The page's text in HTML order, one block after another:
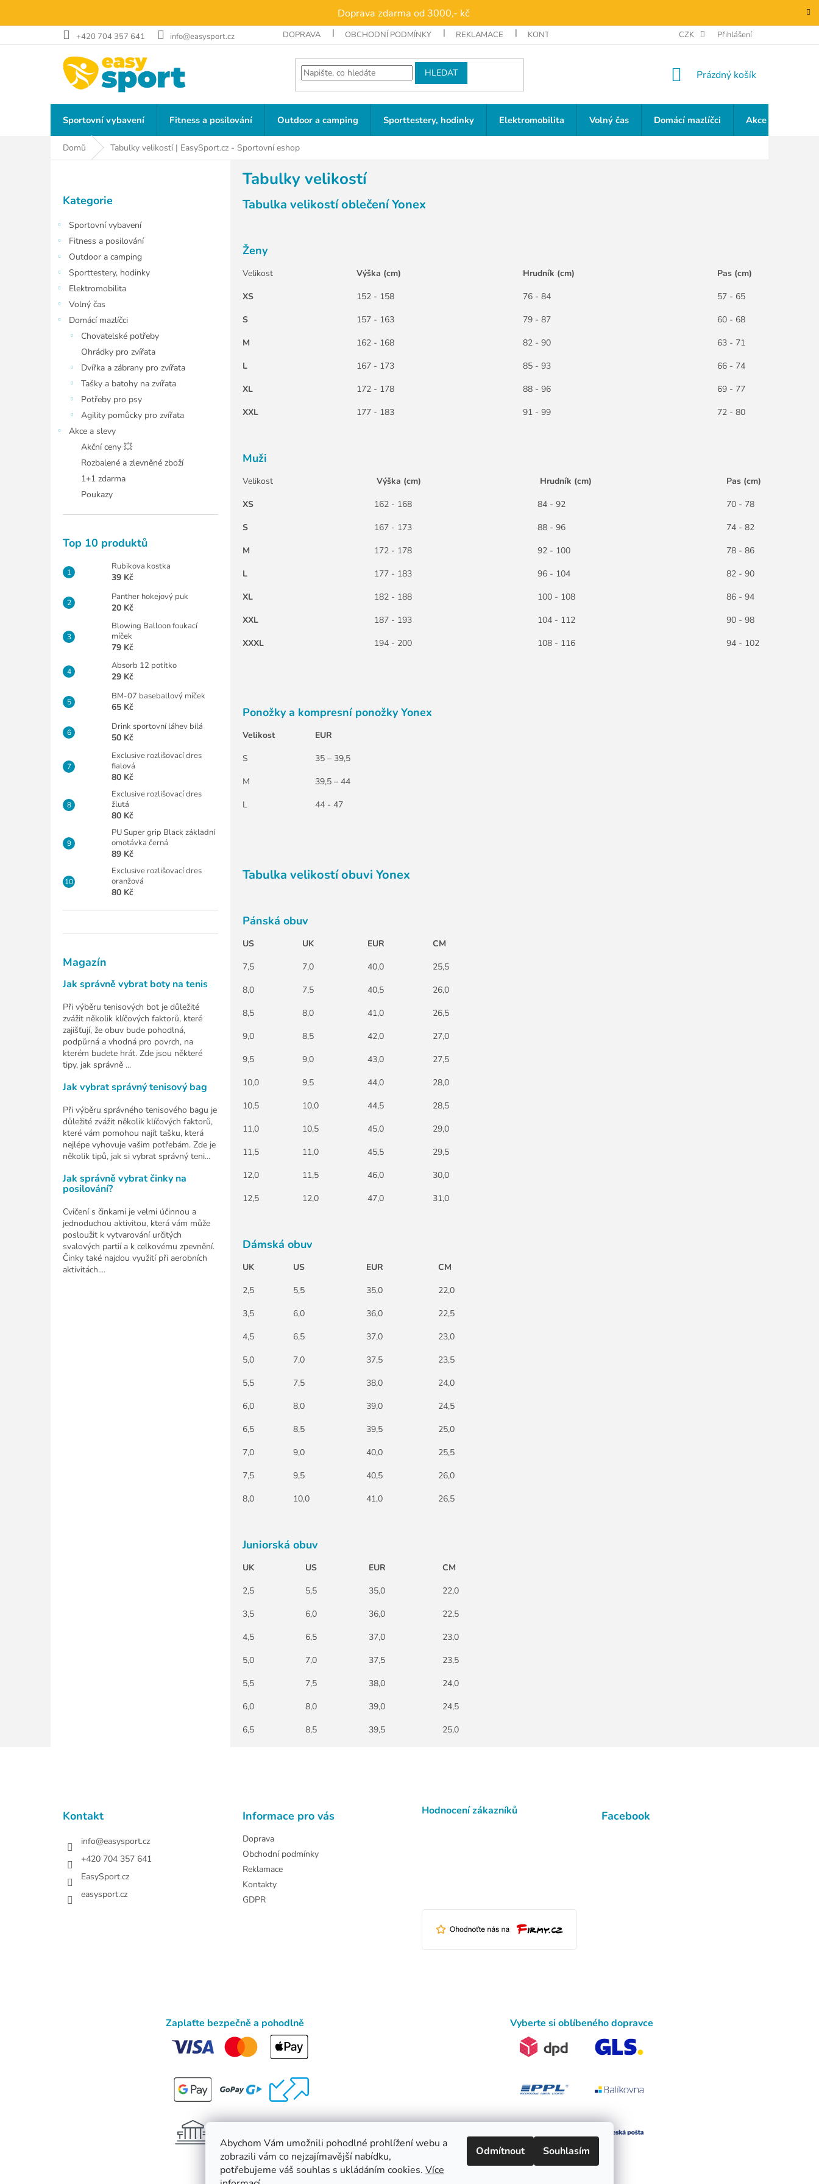
Abychom Vám umožnili pohodlné prohlížení webu a
zobrazili vám co nejzajímavější nabídku,
potřebujeme váš souhlas s ukládáním cookies. Více
Odmítnout Souhlasím
obsah
Doprava zdarma od 3000,- kč
+420 704 357 641 info@easysport.cz DOPRAVA OBCHODNÍ PODMÍNKY REKLAMACE KONTAKTY CZK Přihlášení
HLEDAT
NÁKUPNÍ
Prázdný košík
Sportovní vybavení Fitness a posilování Outdoor a camping Sporttestery, hodinky Elektromobilita Volný čas Domácí mazlíčci Akce a slevy
Domů Tabulky velikostí | EasySport.cz - Sportovní eshop
P
kategorie
Kategorie
Sportovní vybavení
Fitness a posilování
Outdoor a camping
Sporttestery, hodinky
Elektromobilita
Volný čas
Domácí mazlíčci
Chovatelské potřeby
Ohrádky pro zvířata
Dvířka a zábrany pro zvířata
Tašky a batohy na zvířata
Potřeby pro psy
Agility pomůcky pro zvířata
Akce a slevy
Akční ceny 💥
Rozbalené a zlevněné zboží
1+1 zdarma
Poukazy
Top 10 produktů
Rubikova kostka
39 Kč
Panther hokejový puk
20 Kč
Blowing Balloon foukací
míček
79 Kč
Absorb 12 potítko
29 Kč
BM-07 baseballový míček
65 Kč
Drink sportovní láhev bílá
50 Kč
Exclusive rozlišovací dres
fialová
80 Kč
Exclusive rozlišovací dres
žlutá
80 Kč
PU Super grip Black základní
omotávka černá
89 Kč
Exclusive rozlišovací dres
oranžová
80 Kč
Magazín
Jak správně vybrat boty na tenis
Při výběru tenisových bot je důležité
zvážit několik klíčových faktorů, které
zajišťují, že obuv bude pohodlná,
podpůrná a vhodná pro povrch, na
kterém budete hrát. Zde jsou některé
tipy, jak správně ...
Jak vybrat správný tenisový bag
Při výběru správného tenisového bagu je
důležité zvážit několik klíčových faktorů,
které vám pomohou najít tašku, která
nejlépe vyhovuje vašim potřebám. Zde je
několik tipů, jak si vybrat správný teni...
Jak správně vybrat činky na
posilování?
Cvičení s činkami je velmi účinnou a
jednoduchou aktivitou, která vám může
posloužit k vytvarování určitých
svalových partií a k celkovému zpevnění.
Činky také najdou využití při aerobních
aktivitách....
Tabulky velikostí
Tabulka velikostí oblečení Yonex
Ženy
Velikost Výška (cm) Hrudník (cm)
Pas (cm)
XS
152 - 158 76 - 84
57 - 65
S
157 - 163 79 - 87
60 - 68
M
162 - 168 82 - 90
63 - 71
L
167 - 173 85 - 93
66 - 74
XL
172 - 178 88 - 96
69 - 77
XXL
177 - 183 91 - 99 72 - 80
Muži
Velikost Výška (cm) Hrudník (cm)
Pas (cm)
XS
162 - 168 84 - 92
70 - 78
S
167 - 173 88 - 96
74 - 82
M
172 - 178 92 - 100
78 - 86
L
177 - 183 96 - 104
82 - 90
XL
182 - 188 100 - 108
86 - 94
XXL
187 - 193 104 - 112
90 - 98
XXXL
194 - 200 108 - 116 94 - 102
Ponožky a kompresní ponožky Yonex
Velikost
EUR
S
35 – 39,5
M
39,5 – 44
L
44 - 47
Tabulka velikostí obuvi Yonex
Pánská obuv
US UK EUR
CM
7,5
7,0 40,0
25,5
8,0
7,5 40,5
26,0
8,5
8,0 41,0
26,5
9,0
8,5 42,0
27,0
9,5
9,0 43,0
27,5
10,0
9,5 44,0
28,0
10,5
10,0 44,5
28,5
11,0
10,5 45,0
29,0
11,5
11,0 45,5
29,5
12,0
11,5 46,0
30,0
12,5
12,0 47,0 31,0
Dámská obuv
UK US EUR
CM
2,5
5,5 35,0
22,0
3,5
6,0 36,0
22,5
4,5
6,5 37,0
23,0
5,0
7,0 37,5
23,5
5,5
7,5 38,0
24,0
6,0
8,0 39,0
24,5
6,5
8,5 39,5
25,0
7,0
9,0 40,0
25,5
7,5
9,5 40,5
26,0
8,0
10,0 41,0 26,5
Juniorská obuv
UK US EUR
CM
2,5
5,5 35,0
22,0
3,5
6,0 36,0
22,5
4,5
6,5 37,0
23,0
5,0
7,0 37,5
23,5
5,5
7,5 38,0
24,0
6,0
8,0 39,0
24,5
6,5
8,5 39,5 25,0
Kontakt
info@easysport.cz
+420 704 357 641
EasySport.cz
easysport.cz
Informace pro vás
Doprava
Obchodní podmínky
Reklamace
Kontakty
GDPR
Hodnocení zákazníků Facebook
Zaplaťte bezpečně a pohodlně Vyberte si oblíbeného dopravce